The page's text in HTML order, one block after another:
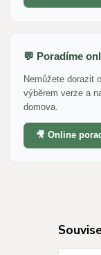
💬 Poradíme
Nemůžete dorazit
výběrem verze a
domova.
🎥 Online